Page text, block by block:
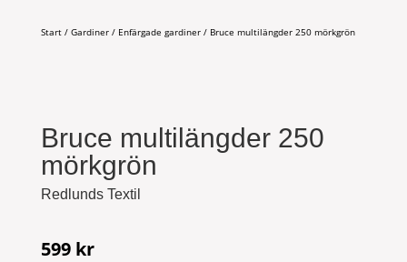
Start/ Gardiner/ Enfärgade gardiner/ Bruce multilängder 250 mörkgrön
Bruce multilängder 250
mörkgrön
Redlunds Textil
599 kr